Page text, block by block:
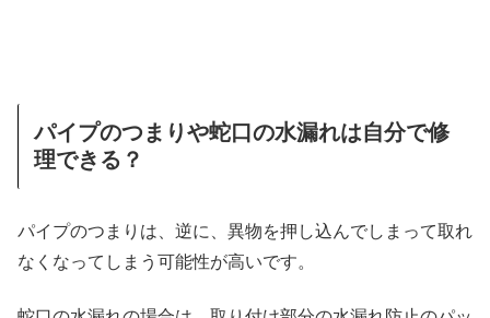
パイプのつまりや蛇口の水漏れは自分で修
理できる？
パイプのつまりは、逆に、異物を押し込んでしまって取れ
なくなってしまう可能性が高いです。